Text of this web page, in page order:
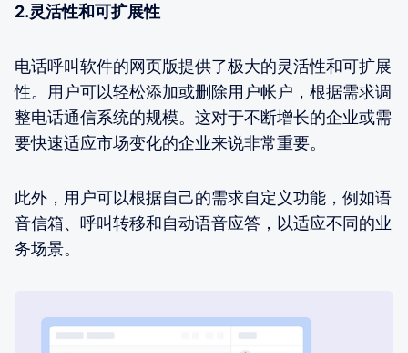
2.灵活性和可扩展性
电话呼叫软件的网页版提供了极大的灵活性和可扩展
性。用户可以轻松添加或删除用户帐户，根据需求调
整电话通信系统的规模。这对于不断增长的企业或需
要快速适应市场变化的企业来说非常重要。
此外，用户可以根据自己的需求自定义功能，例如语
音信箱、呼叫转移和自动语音应答，以适应不同的业
务场景。